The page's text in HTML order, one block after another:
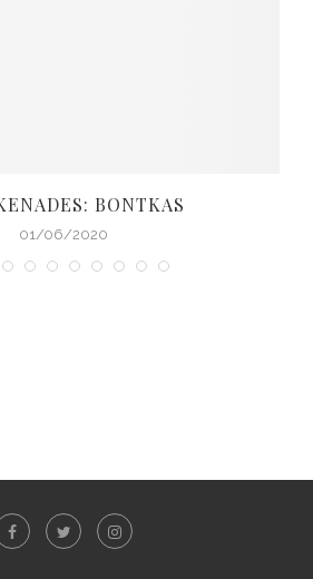
BONTKAS
01/06/2020